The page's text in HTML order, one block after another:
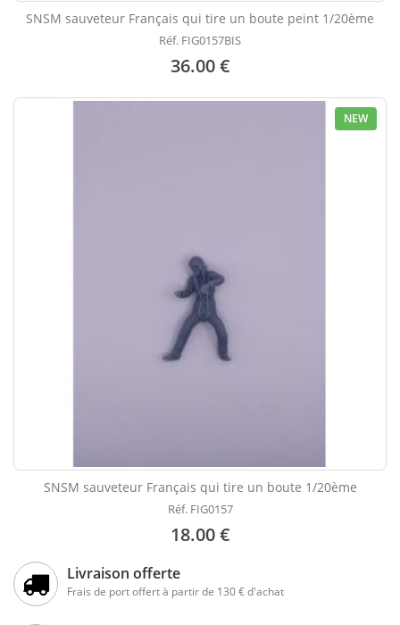
SNSM sauveteur Français qui tire un boute peint 1/20ème
Réf. FIG0157BIS
36.00 €
NEW
SNSM sauveteur Français qui tire un boute 1/20ème
Réf. FIG0157
18.00 €
Livraison offerte
Frais de port offert à partir de 130 € d'achat